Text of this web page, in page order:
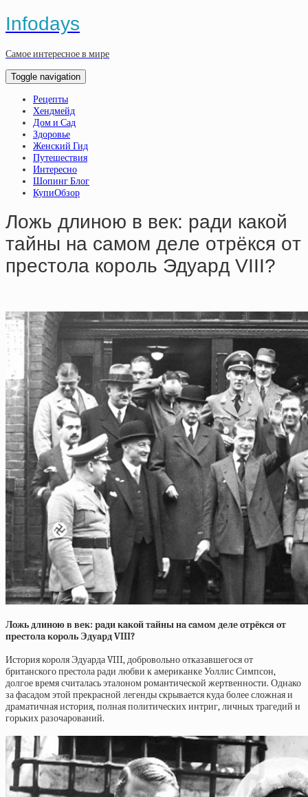
Infodays
Самое интересное в мире
Toggle navigation
Рецепты
Хендмейд
Дом и Сад
Здоровье
Женский Гид
Путешествия
Интересно
Шопинг Блог
КупиОбзор
Лoжь длинoю в вeк: paди кaкoй
тaйны нa caмoм дeлe oтpёкcя oт
пpecтoлa кopoль Эдуapд VIII?
Лoжь длинoю в вeк: paди кaкoй тaйны нa caмoм дeлe oтpёкcя oт
пpecтoлa кopoль Эдуapд VIII?
История короля Эдуарда VIII, добровольно отказавшегося от
британского престола ради любви к американке Уоллис Симпсон,
долгое время считалась эталоном романтической жертвенности. Однако
за фасадом этой прекрасной легенды скрывается куда более сложная и
драматичная история, полная политических интриг, личных трагедий и
горьких разочарований.